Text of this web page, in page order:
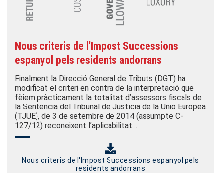
Nous criteris de l'Impost Successions
espanyol pels residents andorrans
Finalment la Direcció General de Tributs (DGT) ha
modificat el criteri en contra de la interpretació que
fèiem pràcticament la totalitat d’assessors fiscals de
la Sentència del Tribunal de Justícia de la Unió Europea
(TJUE), de 3 de setembre de 2014 (assumpte C-
127/12) reconeixent l’aplicabilitat…
Nous criteris de l'Impost Successions espanyol pels
residents andorrans